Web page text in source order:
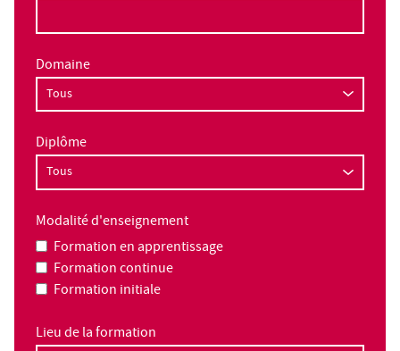
Domaine
Diplôme
Modalité d'enseignement
Formation en apprentissage
Formation continue
Formation initiale
Lieu de la formation